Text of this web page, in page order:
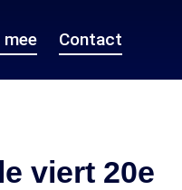
mee Contact
viert 20e